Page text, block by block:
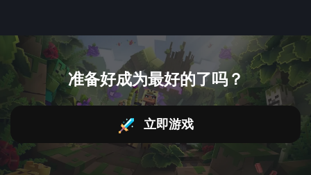
准备好成为最好的了吗？
立即游戏